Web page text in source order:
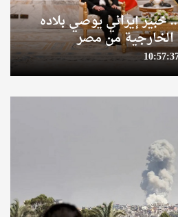
خبير إيراني يوصي بلاده
الخارجية من مصر